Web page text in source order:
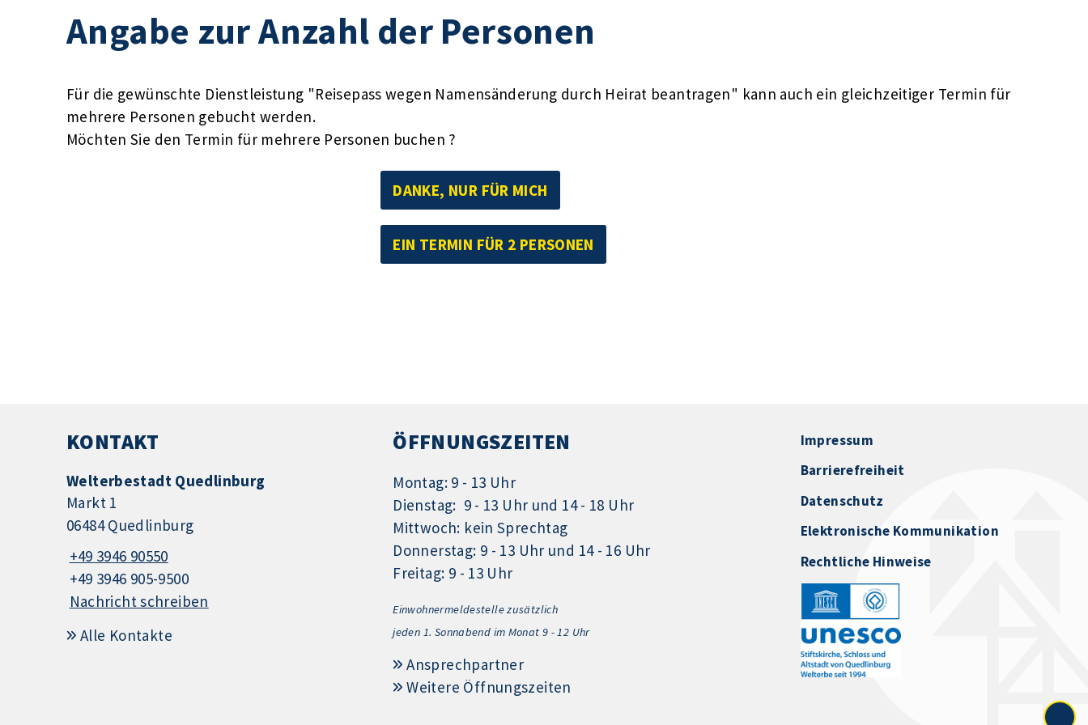
Angabe zur Anzahl der Personen
Für die gewünschte Dienstleistung "Reisepass wegen Namensänderung durch Heirat beantragen" kann auch ein gleichzeitiger Termin für
mehrere Personen gebucht werden.
Möchten Sie den Termin für mehrere Personen buchen ?
DANKE, NUR FÜR MICH
EIN TERMIN FÜR 2 PERSONEN
KONTAKT
Welterbestadt Quedlinburg
Markt 1
06484 Quedlinburg
+49 3946 90550
+49 3946 905-9500
Nachricht schreiben
Alle Kontakte
ÖFFNUNGSZEITEN
Montag: 9 - 13 Uhr
Dienstag: 9 - 13 Uhr und 14 - 18 Uhr
Mittwoch: kein Sprechtag
Donnerstag: 9 - 13 Uhr und 14 - 16 Uhr
Freitag: 9 - 13 Uhr
Einwohnermeldestelle zusätzlich
jeden 1. Sonnabend im Monat 9 - 12 Uhr
Ansprechpartner
Weitere Öffnungszeiten
Impressum
Barrierefreiheit
Datenschutz
Elektronische Kommunikation
Rechtliche Hinweise